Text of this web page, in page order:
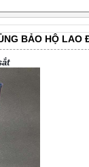
BẢO HỘ LAO